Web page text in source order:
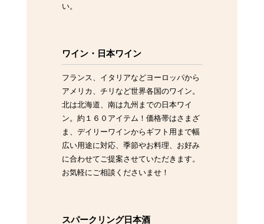
い。
ワイン・日本ワイン
フランス、イタリアなどヨーロッパから
アメリカ、チリなど世界各国のワイン。
北は北海道、南は九州までの日本ワイ
ン。約１６０アイテム！価格帯はさまざ
ま、デイリーワインからギフト用まで幅
広い用途に対応、季節やお料理、お好み
に合わせてご提案させていただきます。
お気軽にご相談くださいませ！
スパークリング日本酒